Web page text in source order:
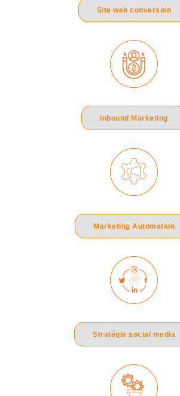
Site web conversion
Inbound Marketing
Marketing Automation
Stratégie social media